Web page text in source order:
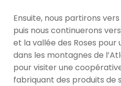
Ensuite, nous partirons
puis nous continuerons
et la vallée des Roses
dans les montagnes de
pour visiter une
fabriquant des produits de